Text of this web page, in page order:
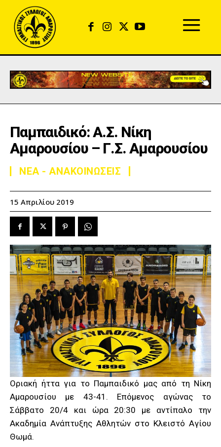
Παμπαιδικό: Α.Σ. Νίκη
Αμαρουσίου – Γ.Σ. Αμαρουσίου
ΝΕΑ - ΑΝΑΚΟΙΝΩΣΕΙΣ
15 Απριλίου 2019
Οριακή ήττα για το Παμπαιδικό μας από τη Νίκη
Αμαρουσίου με 43-41. Επόμενος αγώνας το
Σάββατο 20/4 και ώρα 20:30 με αντίπαλο την
Ακαδημία Ανάπτυξης Αθλητών στο Κλειστό Αγίου
Θωμά.